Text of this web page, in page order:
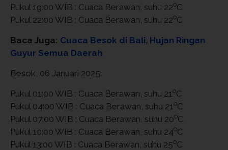
Pukul 19:00 WIB : Cuaca Berawan, suhu 22oC
Pukul 22:00 WIB : Cuaca Berawan, suhu 22oC
Baca Juga: Cuaca Besok di Bali, Hujan Ringan
Guyur Semua Daerah
Besok, 06 Januari 2025:
Pukul 01:00 WIB : Cuaca Berawan, suhu 21 oC
Pukul 04:00 WIB : Cuaca Berawan, suhu 21 oC
Pukul 07:00 WIB : Cuaca Berawan, suhu 20oC
Pukul 10:00 WIB : Cuaca Berawan, suhu 24oC
Pukul 13:00 WIB : Cuaca Berawan, suhu 25oC